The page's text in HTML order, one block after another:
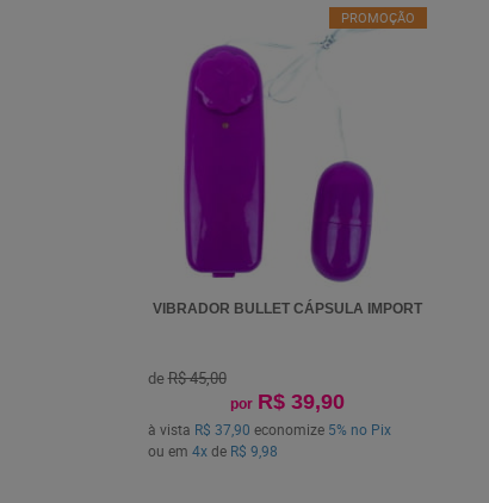
PROMOÇÃO
VIBRADOR BULLET CÁPSULA IMPORT
deR$ 45,00
por R$ 39,90
à vista R$ 37,90 economize 5% no Pix
ou em 4xde R$ 9,98